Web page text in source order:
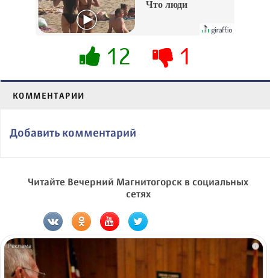
Что люди
их не видят...
12 1
КОММЕНТАРИИ
Добавить комментарий
Читайте Вечерний Магнитогорск в социальных
сетях
i